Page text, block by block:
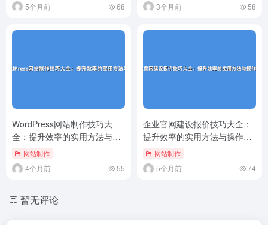
5个月前 68 3个月前 58
WordPress网站制作技巧大
全：提升效率的实用方法与
操..网站制作
4个月前 55
企业官网建设报价技巧大全：
提升效率的实用方法与操作指
南
网站制作
5个月前 74
暂无评论